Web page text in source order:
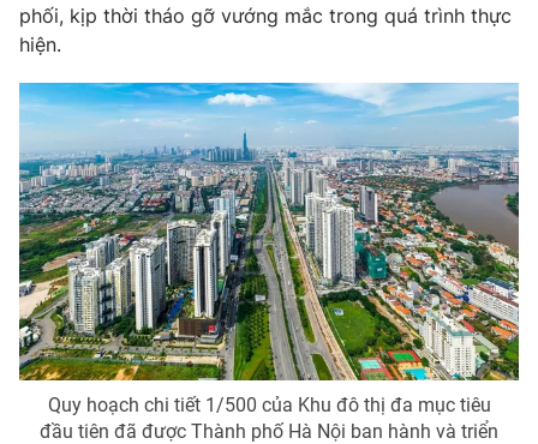
VTV Sức khoẻ
Thị trường 24h Tấm lòng Việt
VTV4 Vươn mình bằng AI
VTV9 VTV8
Liên hệ tòa soạn English
phối, kịp thời tháo gỡ vướng mắc trong quá trình thực
hiện.
Quy hoạch chi tiết 1/500 của Khu đô thị đa mục tiêu
đầu tiên đã được Thành phố Hà Nội ban hành và triển